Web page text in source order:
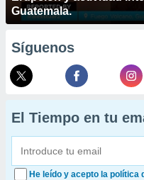
Guatemala.
Síguenos
El Tiempo en tu
He leído y acepto la política